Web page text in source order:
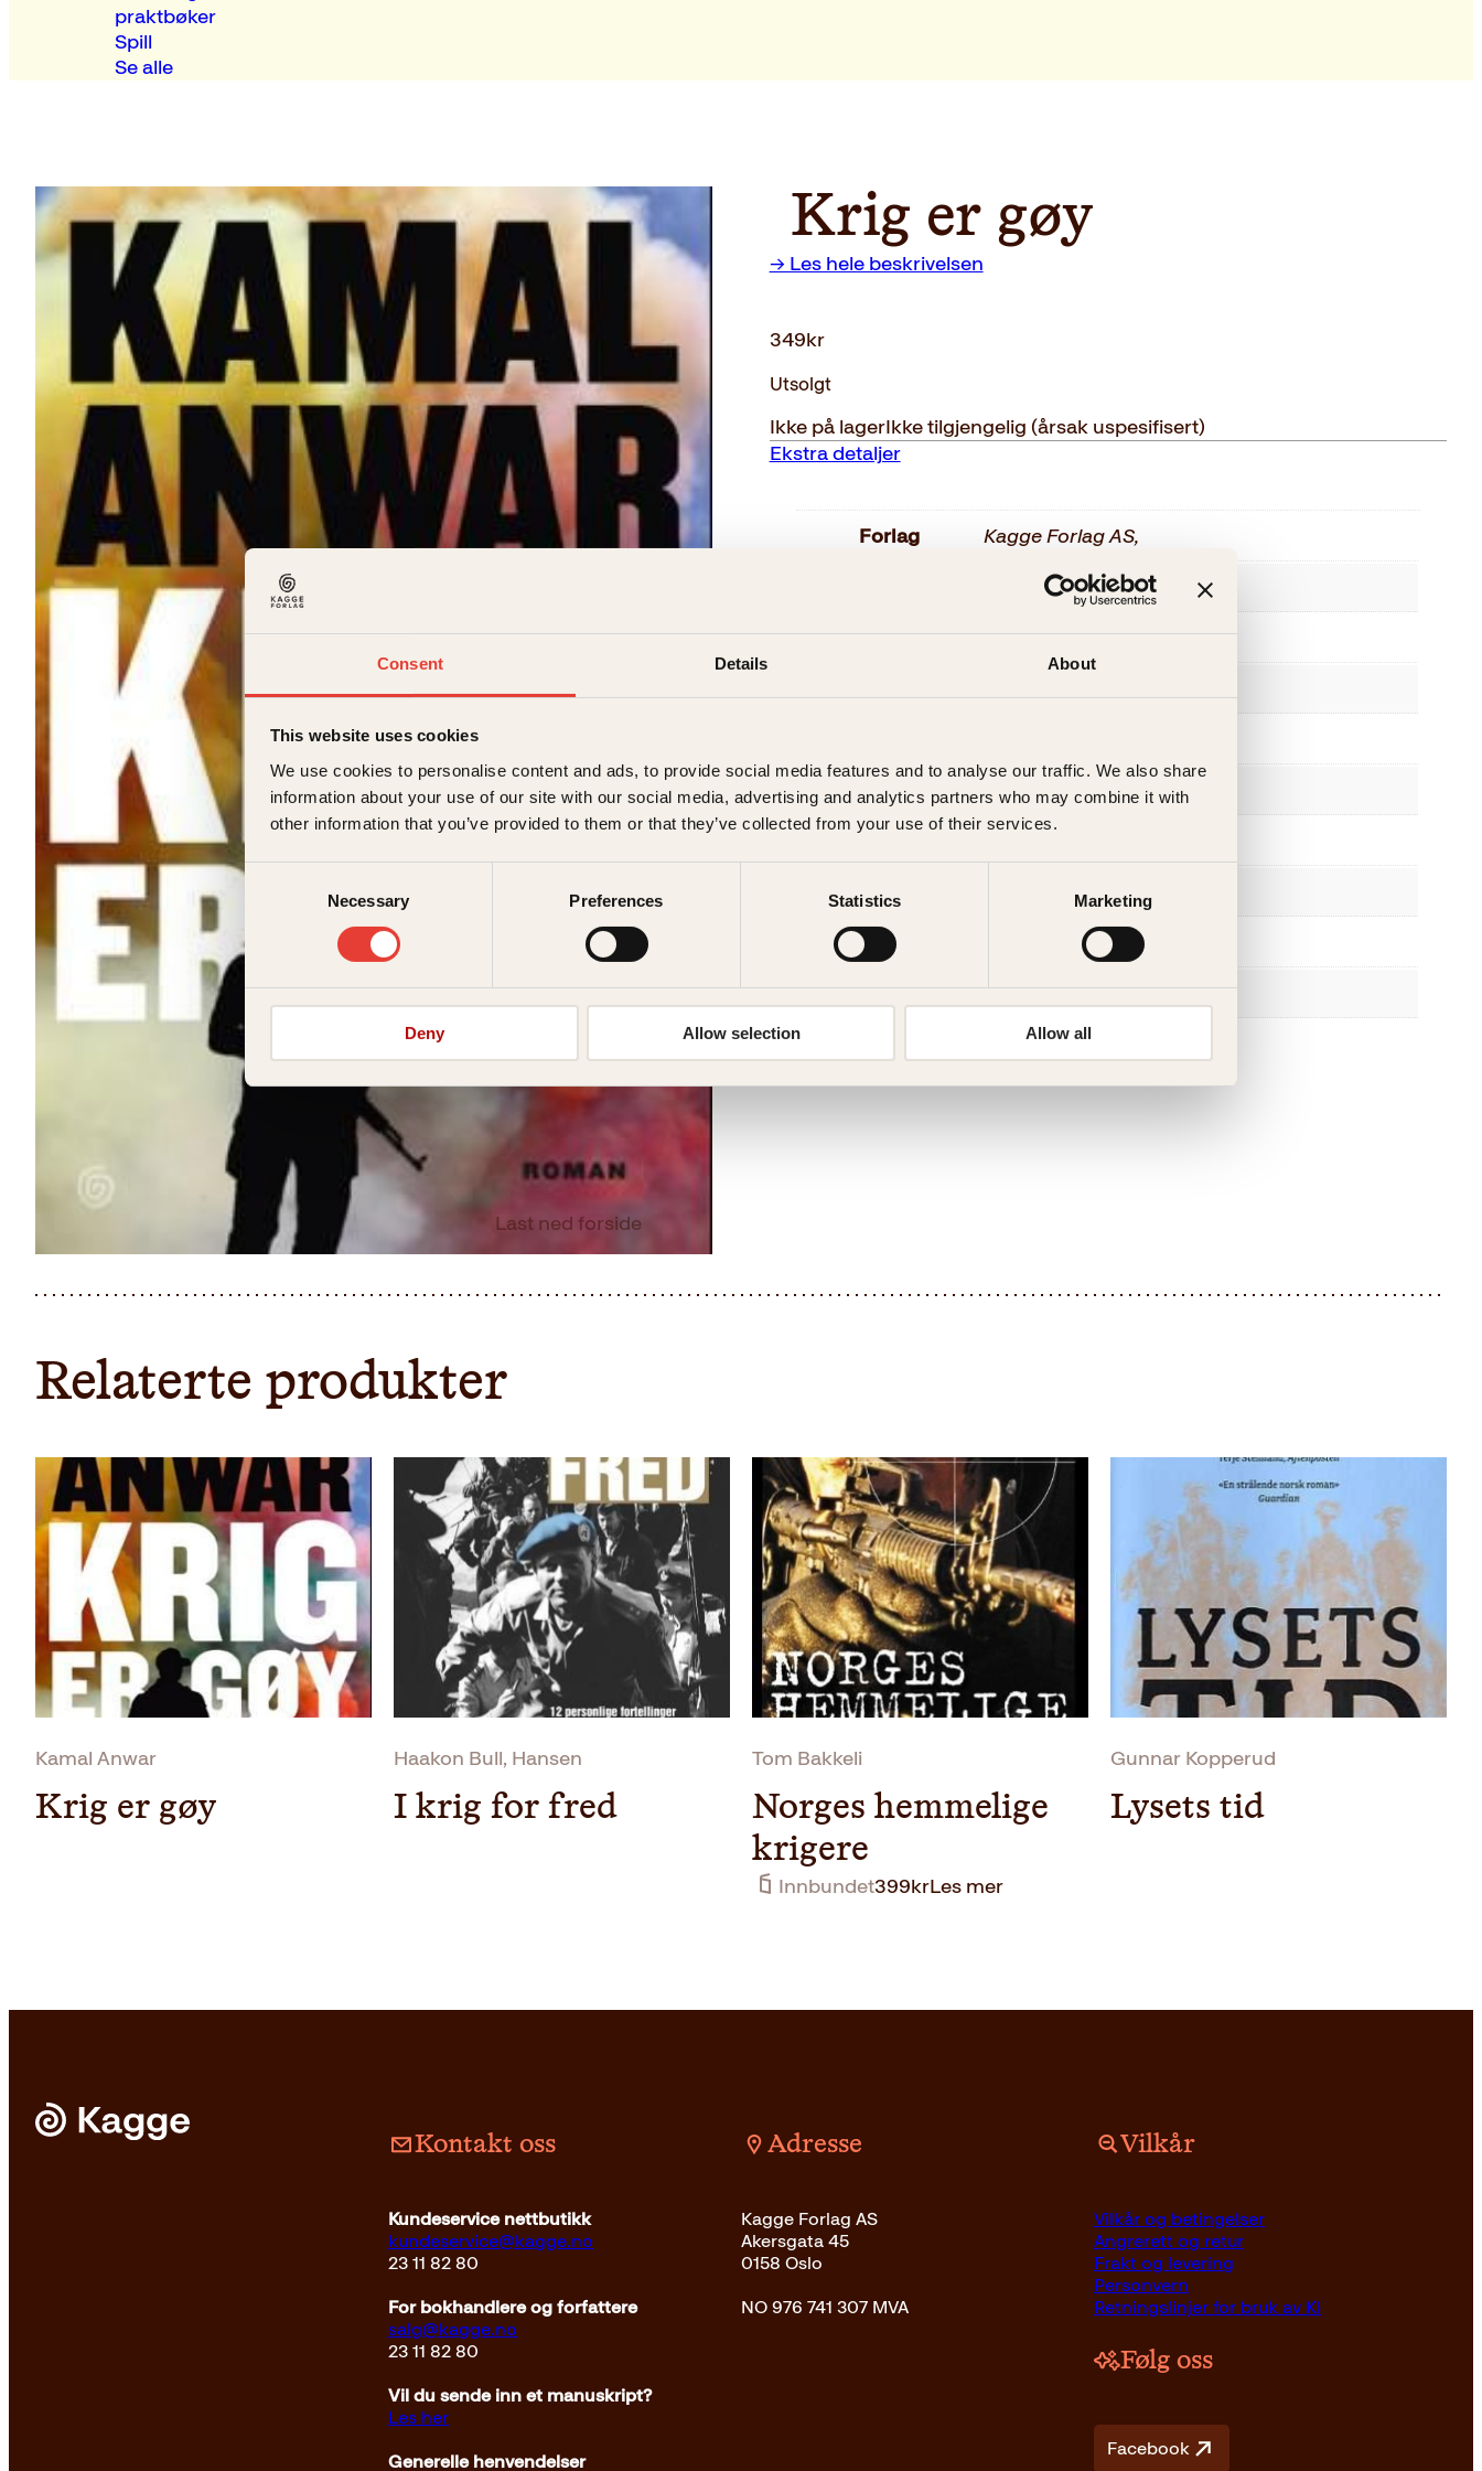
Consent Details About
This website uses cookies
We use cookies to personalise content and ads, to provide social media features and to analyse our traffic. We also share
information about your use of our site with our social media, advertising and analytics partners who may combine it with
other information that you’ve provided to them or that they’ve collected from your use of their services.
Consent
Necessary Preferences Statistics Marketing
Deny Allow selection Allow all
praktbøker
Spill
Se alle
Last ned forside
Krig er gøy
→ Les hele beskrivelsen
349kr
Utsolgt
Ikke på lagerIkke tilgjengelig (årsak uspesifisert)
Ekstra detaljer
Forlag Kagge Forlag AS,
Voksen
Språk nob
Bokformat Innbundet
Antall sider
Litteraturtype Skjønnlitteratur
Vekt
Dimensjoner 3.40 × 14.80 × 21.60 cm
Relaterte produkter
Kamal Anwar
Krig er gøy
Haakon Bull, Hansen
I krig for fred
Innbundet379krLes mer
Tom Bakkeli
Norges hemmelige
krigere
Innbundet399krLes mer
Gunnar Kopperud
Lysets tid
Pocket99 kr Les mer
Kontakt oss
Kundeservice nettbutikk
kundeservice@kagge.no
23 11 82 80
For bokhandlere og forfattere
salg@kagge.no
23 11 82 80
Vil du sende inn et manuskript?
Les her
Generelle henvendelser
Adresse
Kagge Forlag AS
Akersgata 45
0158 Oslo
NO 976 741 307 MVA
Vilkår
Vilkår og betingelser
Angrerett og retur
Frakt og levering
Personvern
Retningslinjer for bruk av KI
Følg oss
Facebook